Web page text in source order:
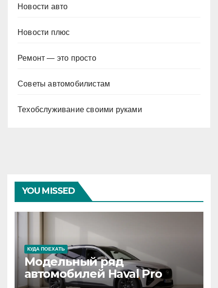
Новости авто
Новости плюс
Ремонт — это просто
Советы автомобилистам
Техобслуживание своими руками
YOU MISSED
КУДА ПОЕХАТЬ
Модельный ряд
автомобилей Haval Pro